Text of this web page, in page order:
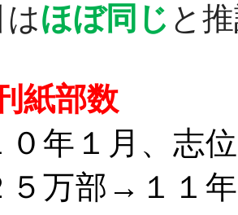
ほぼ同じ と
紙部数
年１月、志
５万部→１１